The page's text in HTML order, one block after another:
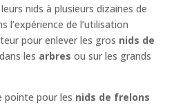
nids à plusieurs dizaines de
l’expérience de l’utilisation
pour enlever les gros nids de
dans les arbres ou sur les grands
pointe pour les nids de frelons